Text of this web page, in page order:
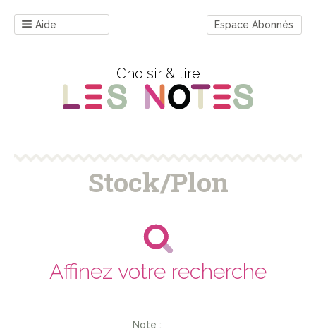
Aide Espace Abonnés
Choisir & lire
Stock/Plon
Affinez votre recherche
Note :